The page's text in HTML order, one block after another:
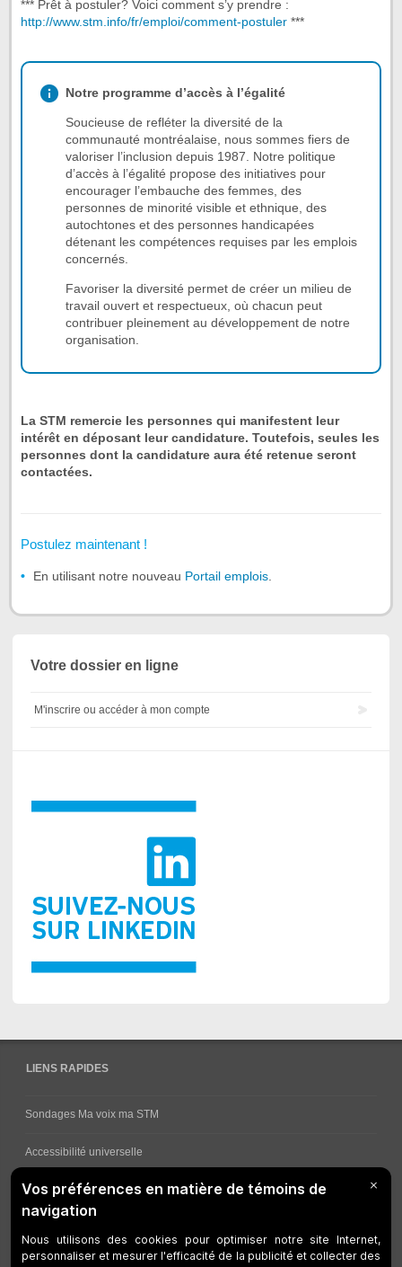
*** Prêt à postuler? Voici comment s’y prendre :
http://www.stm.info/fr/emploi/comment-postuler ***
Notre programme d’accès à l’égalité
Soucieuse de refléter la diversité de la
communauté montréalaise, nous sommes fiers de
valoriser l’inclusion depuis 1987. Notre politique
d’accès à l’égalité propose des initiatives pour
encourager l’embauche des femmes, des
personnes de minorité visible et ethnique, des
autochtones et des personnes handicapées
détenant les compétences requises par les emplois
concernés.
Favoriser la diversité permet de créer un milieu de
travail ouvert et respectueux, où chacun peut
contribuer pleinement au développement de notre
organisation.
La STM remercie les personnes qui manifestent leur
intérêt en déposant leur candidature. Toutefois, seules les
personnes dont la candidature aura été retenue seront
contactées.
Postulez maintenant !
En utilisant notre nouveau Portail emplois
Votre dossier en ligne
M'inscrire ou accéder à mon compte
LIENS RAPIDES
Sondages Ma voix ma STM
Accessibilité universelle
Comment obtenir vos horaires de bus